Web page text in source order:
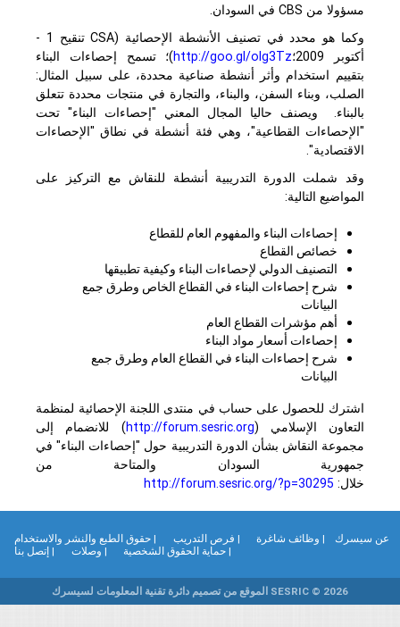
مسؤولا منCBSفي السودان.
وكما هو محدد في تصنيف الأنشطة الإحصائية (CSA
تنقيح 1 -
أكتوبر 2009؛
http://goo.gl/olg3Tz)؛ تسمح إحصاءات البناء
بتقييم استخدام وأثر أنشطة صناعية محددة، على سبيل المثال:
الصلب، وبناء السفن، والبناء، والتجارة في منتجات محددة تتعلق
بالبناء. ويصنف حاليا المجال المعني "إحصاءات البناء" تحت
"الإحصاءات القطاعية"، وهي فئة أنشطة في نطاق "الإحصاءات
الاقتصادية".
وقد شملت الدورة التدريبية أنشطة للنقاش مع التركيز على
المواضيع التالية:
إحصاءات البناء والمفهوم العام للقطاع
خصائص القطاع
التصنيف الدولي لإحصاءات البناء وكيفية تطبيقها
شرح إحصاءات البناء في القطاع الخاص وطرق جمع
البيانات
أهم مؤشرات القطاع العام
إحصاءات أسعار مواد البناء
شرح إحصاءات البناء في القطاع العام وطرق جمع
البيانات
اشترك للحصول على حساب في منتدى اللجنة الإحصائية لمنظمة
التعاون الإسلامي (
http://forum.sesric.org
)للانضمام إلى
مجموعة النقاش بشأن الدورة التدريبية حول "إحصاءات البناء" في
جمهورية السودان والمتاحة من
خلال:http://forum.sesric.org/?p=30295
سيسرك | وظائف شاغرة | فرص التدريب
| حقوق الطبع والنشر والاستخدام
| حماية الحقوق الشخصية
| وصلات | إتصل بنا
SESRIC © 2026 الموقع من تصميم دائرة تقنية المعلومات لسيسرك